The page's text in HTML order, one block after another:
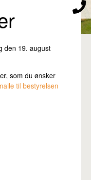
den 19. august
som du ønsker
til bestyrelsen